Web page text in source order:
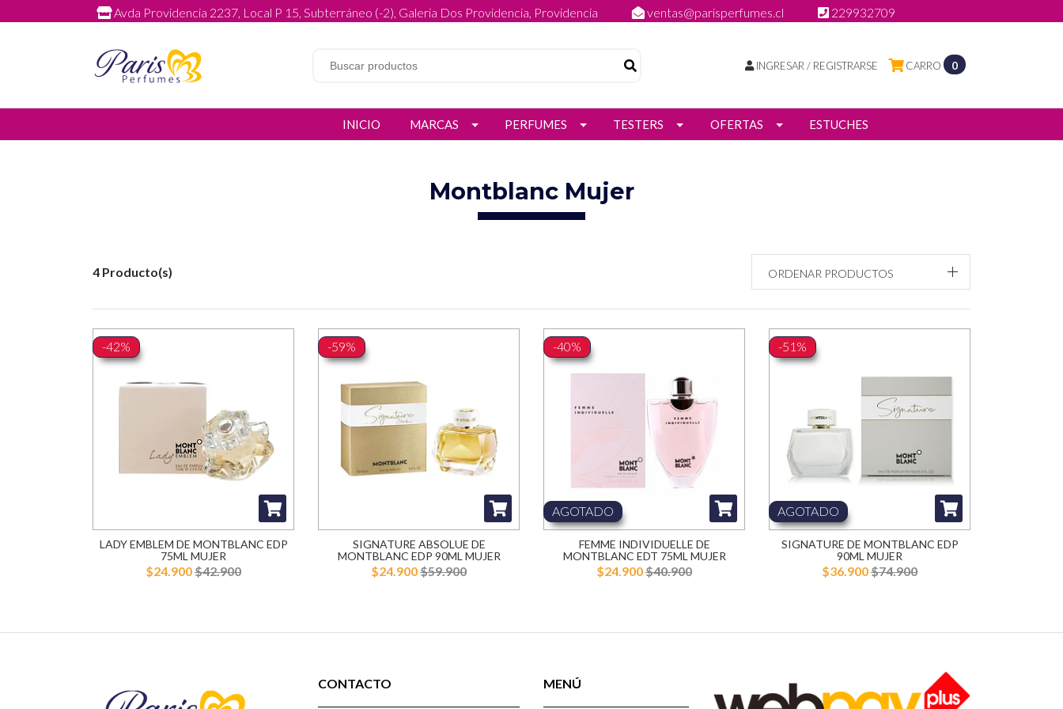
Avda Providencia 2237, Local P 15, Subterráneo (-2), Galeria Dos Providencia, Providencia ventas@parisperfumes.cl 229932709
CARRO 0
INGRESAR / REGISTRARSE
INICIO MARCAS PERFUMES TESTERS OFERTAS ESTUCHES
Montblanc Mujer
4 Producto(s) ORDENAR PRODUCTOS
-42%
LADY EMBLEM DE MONTBLANC EDP
75ML MUJER
$24.900$42.900
-59%
SIGNATURE ABSOLUE DE
MONTBLANC EDP 90ML MUJER
$24.900$59.900
-40%
AGOTADO
FEMME INDIVIDUELLE DE
MONTBLANC EDT 75ML MUJER
$24.900$40.900
-51%
AGOTADO
SIGNATURE DE MONTBLANC EDP
90ML MUJER
$36.900$74.900
CONTACTO MENÚ